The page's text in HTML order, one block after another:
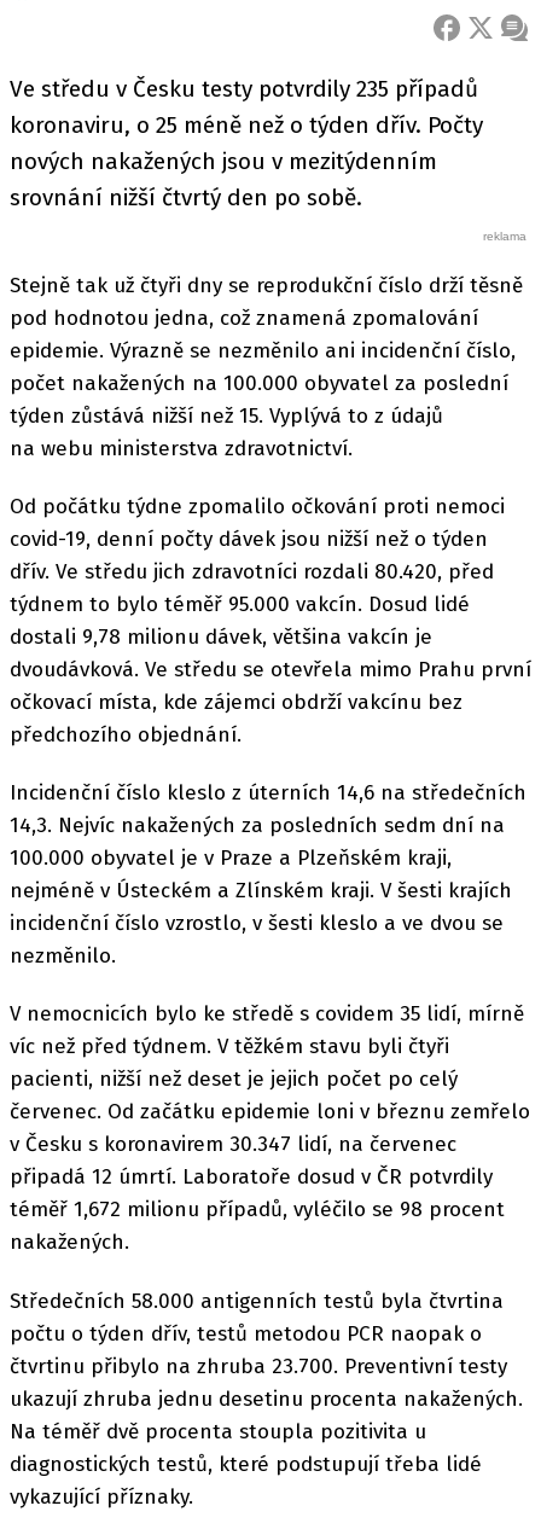
FACEBOOK
X
Ve středu v Česku testy potvrdily 235 případů
koronaviru, o 25 méně než o týden dřív. Počty
nových nakažených jsou v mezitýdenním
srovnání nižší čtvrtý den po sobě.
Stejně tak už čtyři dny se reprodukční číslo drží těsně
pod hodnotou jedna, což znamená zpomalování
epidemie. Výrazně se nezměnilo ani incidenční číslo,
počet nakažených na 100.000 obyvatel za poslední
týden zůstává nižší než 15. Vyplývá to z údajů
na webu ministerstva zdravotnictví.
Od počátku týdne zpomalilo očkování proti nemoci
covid-19, denní počty dávek jsou nižší než o týden
dřív. Ve středu jich zdravotníci rozdali 80.420, před
týdnem to bylo téměř 95.000 vakcín. Dosud lidé
dostali 9,78 milionu dávek, většina vakcín je
dvoudávková. Ve středu se otevřela mimo Prahu první
očkovací místa, kde zájemci obdrží vakcínu bez
předchozího objednání.
Incidenční číslo kleslo z úterních 14,6 na středečních
14,3. Nejvíc nakažených za posledních sedm dní na
100.000 obyvatel je v Praze a Plzeňském kraji,
nejméně v Ústeckém a Zlínském kraji. V šesti krajích
incidenční číslo vzrostlo, v šesti kleslo a ve dvou se
nezměnilo.
V nemocnicích bylo ke středě s covidem 35 lidí, mírně
víc než před týdnem. V těžkém stavu byli čtyři
pacienti, nižší než deset je jejich počet po celý
červenec. Od začátku epidemie loni v březnu zemřelo
v Česku s koronavirem 30.347 lidí, na červenec
připadá 12 úmrtí. Laboratoře dosud v ČR potvrdily
téměř 1,672 milionu případů, vyléčilo se 98 procent
nakažených.
Středečních 58.000 antigenních testů byla čtvrtina
počtu o týden dřív, testů metodou PCR naopak o
čtvrtinu přibylo na zhruba 23.700. Preventivní testy
ukazují zhruba jednu desetinu procenta nakažených.
Na téměř dvě procenta stoupla pozitivita u
diagnostických testů, které podstupují třeba lidé
vykazující příznaky.